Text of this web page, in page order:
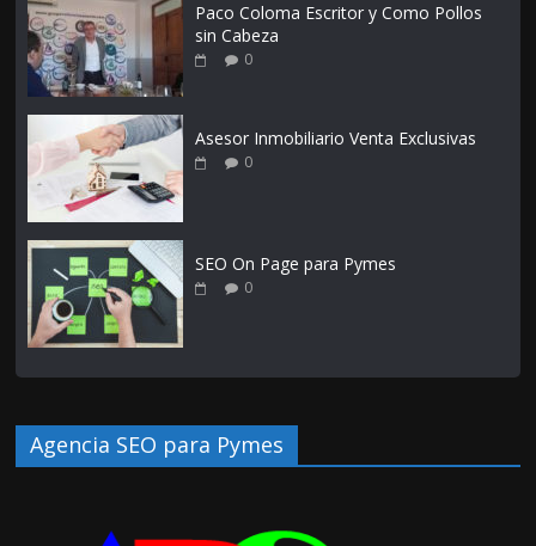
Paco Coloma Escritor y Como Pollos
sin Cabeza
0
Asesor Inmobiliario Venta Exclusivas
0
SEO On Page para Pymes
0
Agencia SEO para Pymes